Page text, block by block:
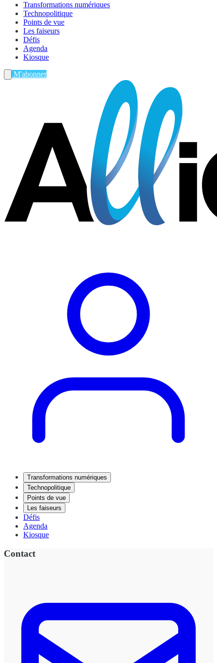
Transformations numériques
Technopolitique
Points de vue
Les faiseurs
Défis
Agenda
Kiosque
M'abonner
Transformations numériques
Technopolitique
Points de vue
Les faiseurs
Défis
Agenda
Kiosque
Contact